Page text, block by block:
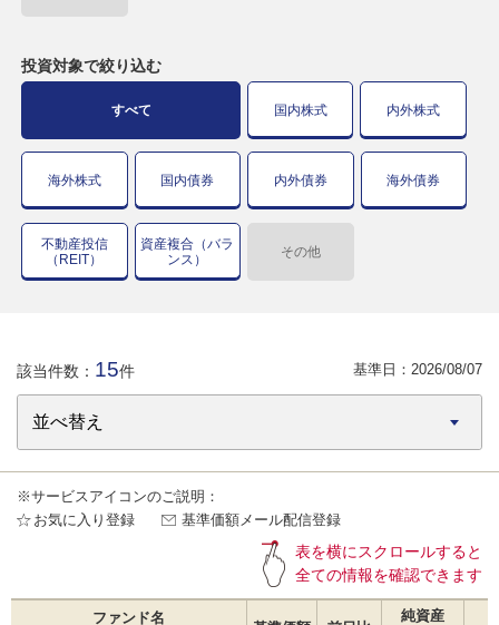
投資対象で絞り込む
すべて 国内株式 内外株式
海外株式 国内債券 内外債券 海外債券
不動産投信
（REIT）
資産複合（バラ
ンス）
その他
該当件数： 15件 基準日： 2026/08/07
※サービスアイコンのご説明：
お気に入り登録
基準価額メール配信登録
表を横にスクロールすると
全ての情報を確認できます
ファンド名
純資産